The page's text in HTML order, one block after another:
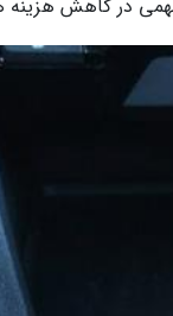
در کاهش هزینه